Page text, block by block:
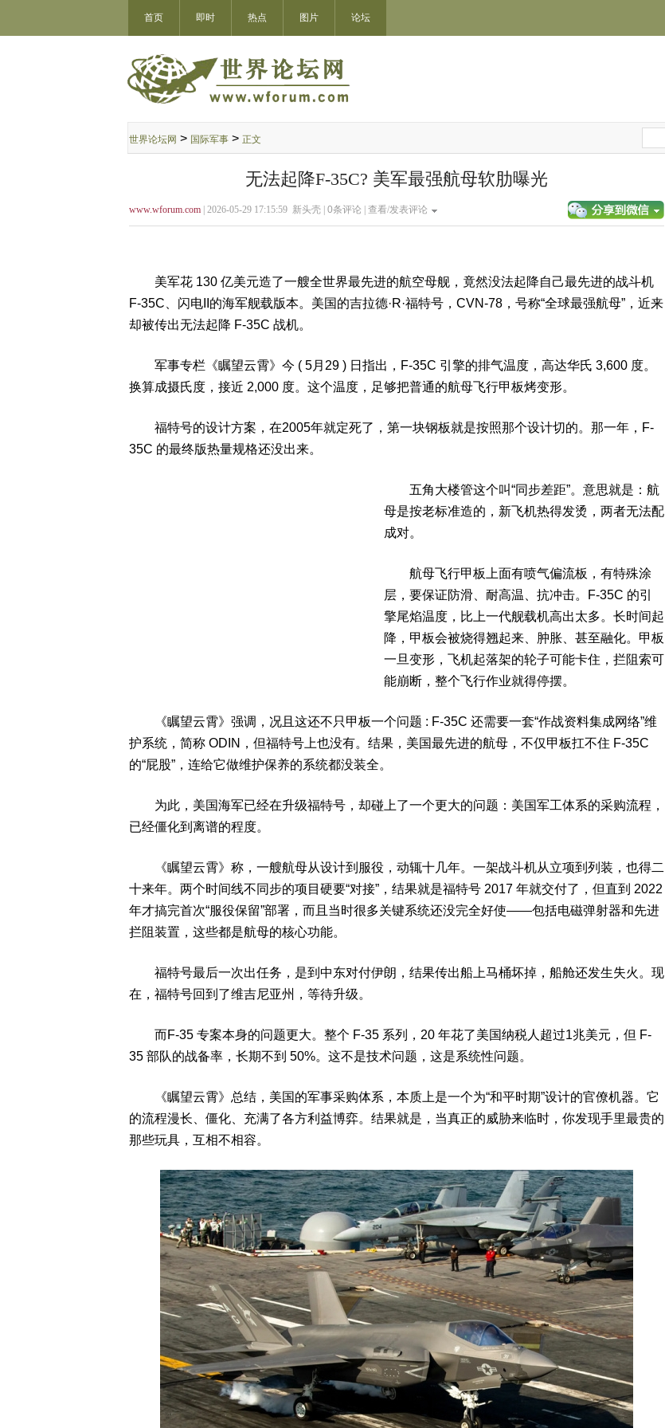
首页 即时 热点 图片 论坛
世界论坛网 > 国际军事 > 正文
无法起降F-35C? 美军最强航母软肋曝光
www.wforum.com | 2026-05-29 17:15:59 新头壳 | 0条评论 | 查看/发表评论
美军花 130 亿美元造了一艘全世界最先进的航空母舰，竟然没法起降自己最先进的战斗机
F-35C、闪电II的海军舰载版本。美国的吉拉德·R·福特号，CVN-78，号称“全球最强航母”，近来
却被传出无法起降 F-35C 战机。
军事专栏《瞩望云霄》今 ( 5月29 ) 日指出，F-35C 引擎的排气温度，高达华氏 3,600 度。
换算成摄氏度，接近 2,000 度。这个温度，足够把普通的航母飞行甲板烤变形。
福特号的设计方案，在2005年就定死了，第一块钢板就是按照那个设计切的。那一年，F-
35C 的最终版热量规格还没出来。
五角大楼管这个叫“同步差距”。意思就是：航
母是按老标准造的，新飞机热得发烫，两者无法配
成对。
航母飞行甲板上面有喷气偏流板，有特殊涂
层，要保证防滑、耐高温、抗冲击。F-35C 的引
擎尾焰温度，比上一代舰载机高出太多。长时间起
降，甲板会被烧得翘起来、肿胀、甚至融化。甲板
一旦变形，飞机起落架的轮子可能卡住，拦阻索可
能崩断，整个飞行作业就得停摆。
《瞩望云霄》强调，况且这还不只甲板一个问题 : F-35C 还需要一套“作战资料集成网络”维
护系统，简称 ODIN，但福特号上也没有。结果，美国最先进的航母，不仅甲板扛不住 F-35C
的“屁股”，连给它做维护保养的系统都没装全。
为此，美国海军已经在升级福特号，却碰上了一个更大的问题：美国军工体系的采购流程，
已经僵化到离谱的程度。
《瞩望云霄》称，一艘航母从设计到服役，动辄十几年。一架战斗机从立项到列装，也得二
十来年。两个时间线不同步的项目硬要“对接”，结果就是福特号 2017 年就交付了，但直到 2022
年才搞完首次“服役保留”部署，而且当时很多关键系统还没完全好使——包括电磁弹射器和先进
拦阻装置，这些都是航母的核心功能。
福特号最后一次出任务，是到中东对付伊朗，结果传出船上马桶坏掉，船舱还发生失火。现
在，福特号回到了维吉尼亚州，等待升级。
而F-35 专案本身的问题更大。整个 F-35 系列，20 年花了美国纳税人超过1兆美元，但 F-
35 部队的战备率，长期不到 50%。这不是技术问题，这是系统性问题。
《瞩望云霄》总结，美国的军事采购体系，本质上是一个为“和平时期”设计的官僚机器。它
的流程漫长、僵化、充满了各方利益博弈。结果就是，当真正的威胁来临时，你发现手里最贵的
那些玩具，互相不相容。